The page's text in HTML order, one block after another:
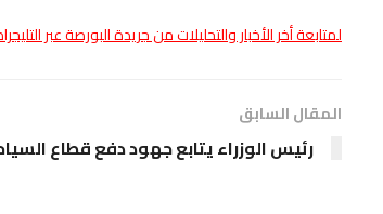
لمتابعة أخر الأخبار والتحليلات من جريدة البورصة عبر
المقال السابق
رئيس الوزراء يتابع جهود دفع قطاع